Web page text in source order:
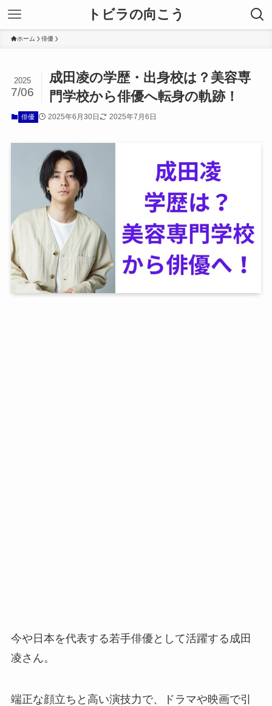
トビラの向こう
ホーム 俳優
成田凌の学歴・出身校は？美容専
門学校から俳優へ転身の軌跡！
2025
7/06
俳優 2025年6月30日 2025年7月6日
今や日本を代表する若手俳優として活躍する成田
凌さん。
端正な顔立ちと高い演技力で、ドラマや映画で引